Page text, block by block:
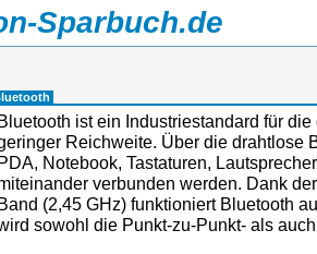
Sparbuch.de
ist ein Industriestandard für
Reichweite. Über die drahtlose
Notebook, Tastaturen,
verbunden werden. Dank
(2,45 GHz) funktioniert Bluetooth
sowohl die Punkt-zu-Punkt- als